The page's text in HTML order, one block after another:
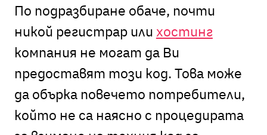
По подразбиране обаче, почти
никой регистрар или хостинг
компания не могат да Ви
предоставят този код. Това може
да обърка повечето потребители,
който не са наясно с процедирата